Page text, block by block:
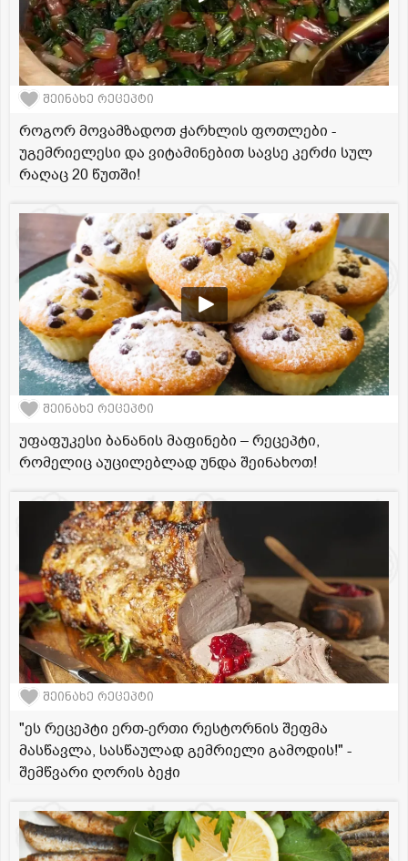
შეინახე რეცეპტი
როგორ მოვამზადოთ ჭარხლის ფოთლები -
უგემრიელესი და ვიტამინებით სავსე კერძი სულ
რაღაც 20 წუთში!
შეინახე რეცეპტი
უფაფუკესი ბანანის მაფინები – რეცეპტი,
რომელიც აუცილებლად უნდა შეინახოთ!
შეინახე რეცეპტი
"ეს რეცეპტი ერთ-ერთი რესტორნის შეფმა
მასწავლა, სასწაულად გემრიელი გამოდის!" -
შემწვარი ღორის ბეჭი